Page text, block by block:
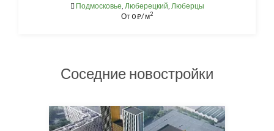
Подмосковье Люберецкий Люберцы
От0⃏/ м2
Соседние новостройки